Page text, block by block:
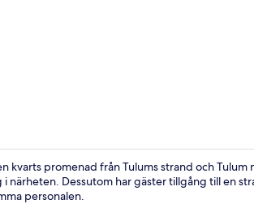
kvarts promenad från Tulums strand och Tulum
närheten. Dessutom har gäster tillgång till en
personalen.